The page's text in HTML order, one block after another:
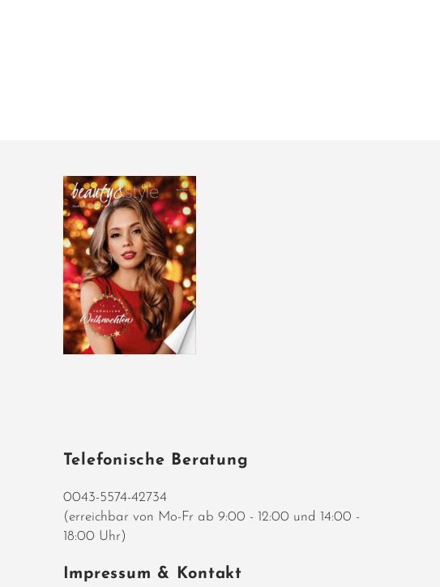
Telefonische Beratung
0043-5574-42734
(erreichbar von Mo-Fr ab 9:00 - 12:00 und 14:00 -
18:00 Uhr)
Impressum & Kontakt